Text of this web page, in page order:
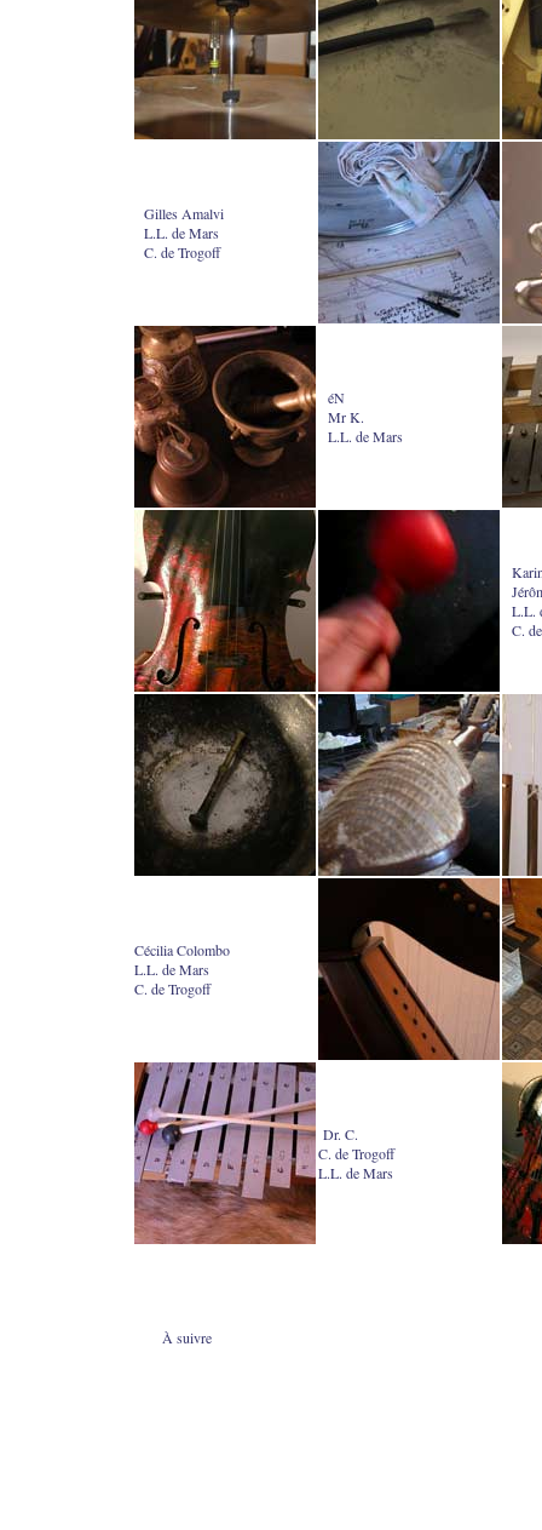
Gilles Amalvi
L.L. de Mars
C. de Trogoff
éN
Mr K.
L.L. de Mars
L.L.
C.
Cécilia Colombo
L.L. de Mars
C. de Trogoff
Dr. C.
C. de Trogoff
L.L. de Mars
À suivre